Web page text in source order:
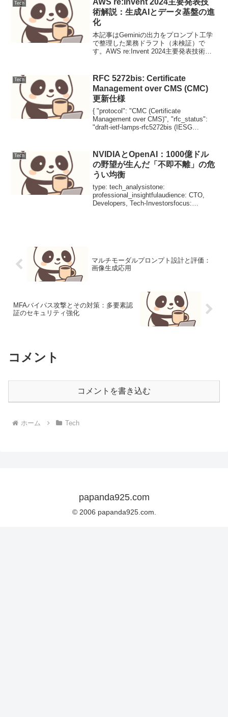
Tech
AWS re:Invent 2024主要発表技
術解説：生成AIとデータ基盤の進
化
本記事はGeminiの出力をプロンプト工学
で整理した業務ドラフト（未検証）で
す。AWS re:Invent 2024主要発表技術解
エンタープライズで...
Tech
RFC 5272bis: Certificate
Management over CMS (CMC)
更新仕様
{ "protocol": "CMC (Certificate
Management over CMS)", "rfc_status":
"draft-ietf-lamps-rfc5272bis (IESG
Tech
NVIDIAとOpenAI：1000億ドル
の野望が生んだ「不即不離」の危
うい均衡
type: tech_analysistone:
professional_insightfulaudience: CTO,
Developers, Tech-Investorsfocus:
マルチモーダルプロンプト設計と評価：
画像生成応用
MFAバイパス攻撃とその対策：多要素認
証のセキュリティ強化
コメント
コメントを書き込む
ホーム Tech
papanda925.com
© 2006 papanda925.com.